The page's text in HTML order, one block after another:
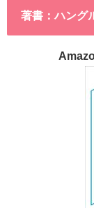
著書：ハング